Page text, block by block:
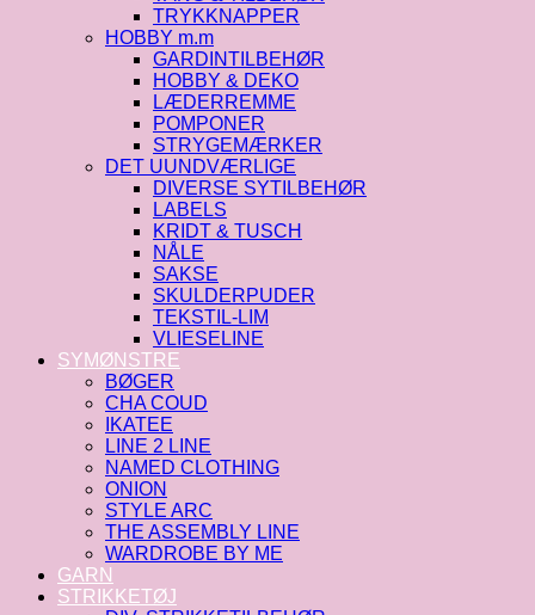
TRYKKNAPPER
HOBBY m.m
GARDINTILBEHØR
HOBBY & DEKO
LÆDERREMME
POMPONER
STRYGEMÆRKER
DET UUNDVÆRLIGE
DIVERSE SYTILBEHØR
LABELS
KRIDT & TUSCH
NÅLE
SAKSE
SKULDERPUDER
TEKSTIL-LIM
VLIESELINE
SYMØNSTRE
BØGER
CHA COUD
IKATEE
LINE 2 LINE
NAMED CLOTHING
ONION
STYLE ARC
THE ASSEMBLY LINE
WARDROBE BY ME
GARN
STRIKKETØJ